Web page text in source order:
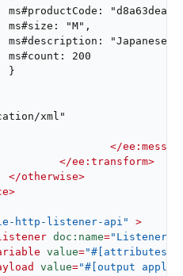
xml"
</
</ee:transform>
</otherwise>
>
http-listener-api"
>
doc:name="Listener"
value=
value="#[output